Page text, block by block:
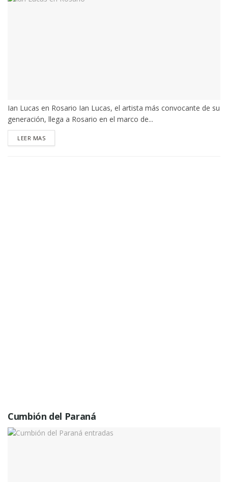
Ian Lucas en Rosario Ian Lucas, el artista más convocante de su
generación, llega a Rosario en el marco de...
LEER MASDETAILS
Cumbión del Paraná